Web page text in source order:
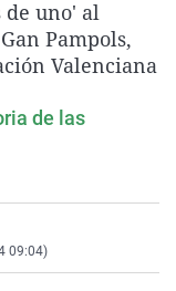
La rosa de los vientos
Gente viajera
Caso
Retornados
Extremadura
Galicia
Virales
Televisión
de uno' al
Pampols,
Valenciana
de las
09:04)